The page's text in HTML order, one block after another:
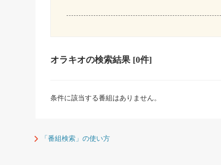
オラキオの検索結果 [0件]
条件に該当する番組はありません。
「番組検索」の使い方